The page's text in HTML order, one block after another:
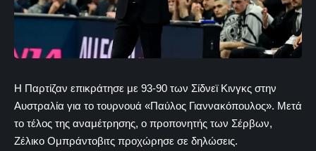
Η Παρτίζαν επικράτησε με 93-90 των Σίδνεϊ Κινγκς στην
Αυστραλία για το τουρνουά «Παύλος Γιαννακόπουλος». Μετά
το τέλος της αναμέτρησης, ο προπονητής των Σέρβων,
Ζέλικο Ομπράντοβιτς προχώρησε σε δηλώσεις.